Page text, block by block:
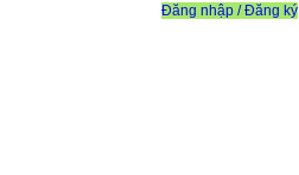
Đăng nhập / Đăng ký